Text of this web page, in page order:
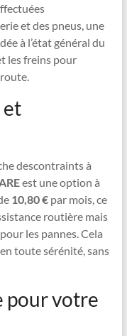
et des pneus, une
à l’état général du
les freins pour
et
descontraints à
est une option à
10,80 €par mois, ce
routière mais
les pannes. Cela
toute sérénité, sans
pour votre